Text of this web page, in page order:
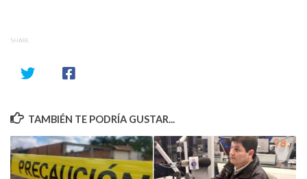
SHARE
TAMBIÉN TE PODRÍA GUSTAR...